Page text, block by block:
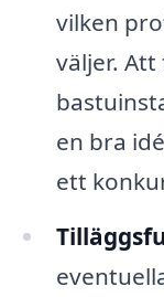
vilken
väljer.
en bra
ett